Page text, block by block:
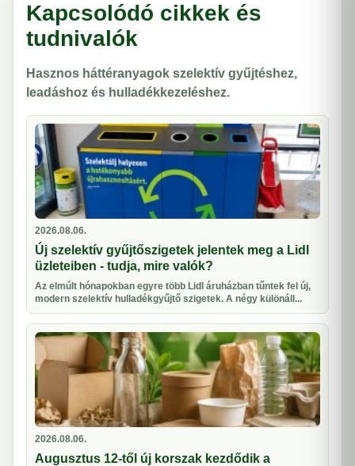
Kapcsolódó cikkek és
tudnivalók
Hasznos háttéranyagok szelektív gyűjtéshez,
leadáshoz és hulladékkezeléshez.
2026.08.06.
Új szelektív gyűjtőszigetek jelentek meg a Lidl
üzleteiben - tudja, mire valók?
Az elmúlt hónapokban egyre több Lidl áruházban tűntek fel új,
modern szelektív hulladékgyűjtő szigetek. A négy különáll...
2026.08.06.
Augusztus 12-től új korszak kezdődik a